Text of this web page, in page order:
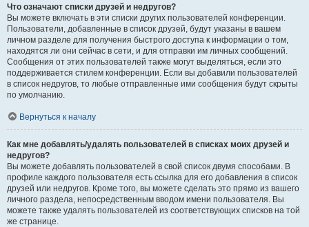
Что означают списки друзей и недругов?
Вы можете включать в эти списки других пользователей конференции.
Пользователи, добавленные в список друзей, будут указаны в вашем
личном разделе для получения быстрого доступа к информации о том,
находятся ли они сейчас в сети, и для отправки им личных сообщений.
Сообщения от этих пользователей также могут выделяться, если это
поддерживается стилем конференции. Если вы добавили пользователей
в список недругов, то любые отправленные ими сообщения будут скрыты
по умолчанию.
Вернуться к началу
Как мне добавлять/удалять пользователей в списках моих друзей и
недругов?
Вы можете добавлять пользователей в свой список двумя способами. В
профиле каждого пользователя есть ссылка для его добавления в список
друзей или недругов. Кроме того, вы можете сделать это прямо из вашего
личного раздела, непосредственным вводом имени пользователя. Вы
можете также удалять пользователей из соответствующих списков на той
же странице.